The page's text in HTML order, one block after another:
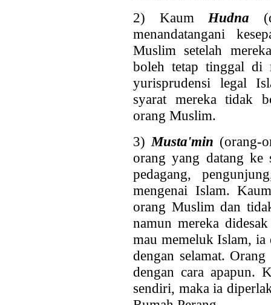
2) Kaum Hudna
menandatangani
Muslim setelah
boleh tetap tinggal di
yurisprudensi legal
syarat mereka tidak
orang Muslim.
3) Musta'min (orang-
orang yang datang ke
pedagang,
mengenai Islam.
orang Muslim dan
namun mereka
mau memeluk Islam,
dengan selamat.
dengan cara apapun.
sendiri, maka ia